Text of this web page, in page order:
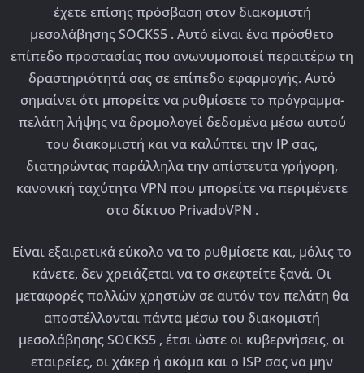
έχετε επίσης πρόσβαση στον διακομιστή
μεσολάβησης SOCKS5 . Αυτό είναι ένα πρόσθετο
επίπεδο προστασίας που ανωνυμοποιεί περαιτέρω τη
δραστηριότητά σας σε επίπεδο εφαρμογής. Αυτό
σημαίνει ότι μπορείτε να ρυθμίσετε το πρόγραμμα-
πελάτη λήψης να δρομολογεί δεδομένα μέσω αυτού
του διακομιστή και να καλύπτει την IP σας,
διατηρώντας παράλληλα την απίστευτα γρήγορη,
κανονική ταχύτητα VPN που μπορείτε να περιμένετε
στο δίκτυο PrivadoVPN .
Είναι εξαιρετικά εύκολο να το ρυθμίσετε και, μόλις το
κάνετε, δεν χρειάζεται να το σκεφτείτε ξανά. Οι
μεταφορές πολλών χρηστών σε αυτόν τον πελάτη θα
αποστέλλονται πάντα μέσω του διακομιστή
μεσολάβησης SOCKS5 , έτσι ώστε οι κυβερνήσεις, οι
εταιρείες, οι χάκερ ή ακόμα και ο ISP σας να μην